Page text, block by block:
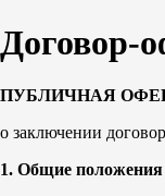
Договор-
ПУБЛИЧНАЯ
о заключении
1. Общие положения